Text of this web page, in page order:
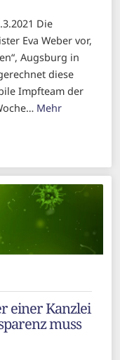
Die
Eva Weber vor,
Augsburg in
diese
Impfteam der
Mehr
einer Kanzlei
muss